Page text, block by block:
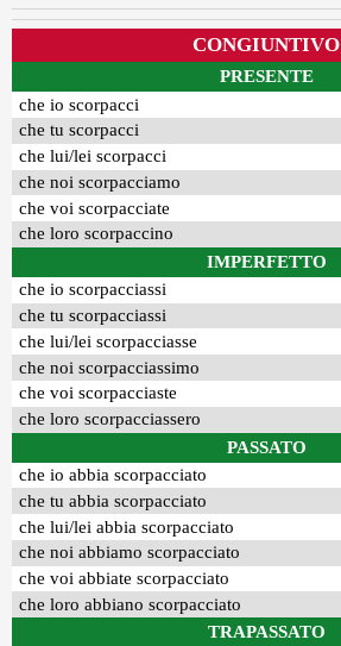
CONGIUNTIVO
PRESENTE
che io scorpacci
che tu scorpacci
che lui/lei scorpacci
che noi scorpacciamo
che voi scorpacciate
che loro scorpaccino
IMPERFETTO
che io scorpacciassi
che tu scorpacciassi
che lui/lei scorpacciasse
che noi scorpacciassimo
che voi scorpacciaste
che loro scorpacciassero
PASSATO
che io abbia scorpacciato
che tu abbia scorpacciato
che lui/lei abbia scorpacciato
che noi abbiamo scorpacciato
che voi abbiate scorpacciato
che loro abbiano scorpacciato
TRAPASSATO